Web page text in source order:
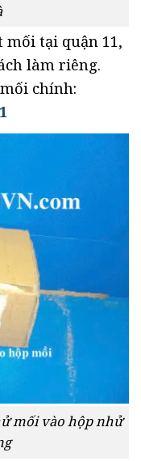
mối tại quận 11,
làm riêng.
chính:
mối vào hộp nhử